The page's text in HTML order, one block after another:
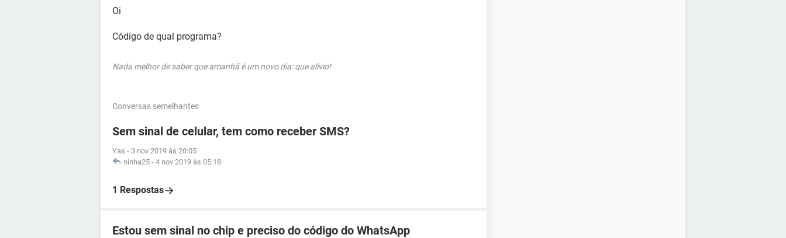
Oi
Código de qual programa?
Nada melhor de saber que amanhã é um novo dia: que alivio!
Conversas semelhantes
Sem sinal de celular, tem como receber SMS?
Yas - 3 nov 2019 às 20:05
ninha25 - 4 nov 2019 às 05:18
1 Respostas
Estou sem sinal no chip e preciso do código do WhatsApp